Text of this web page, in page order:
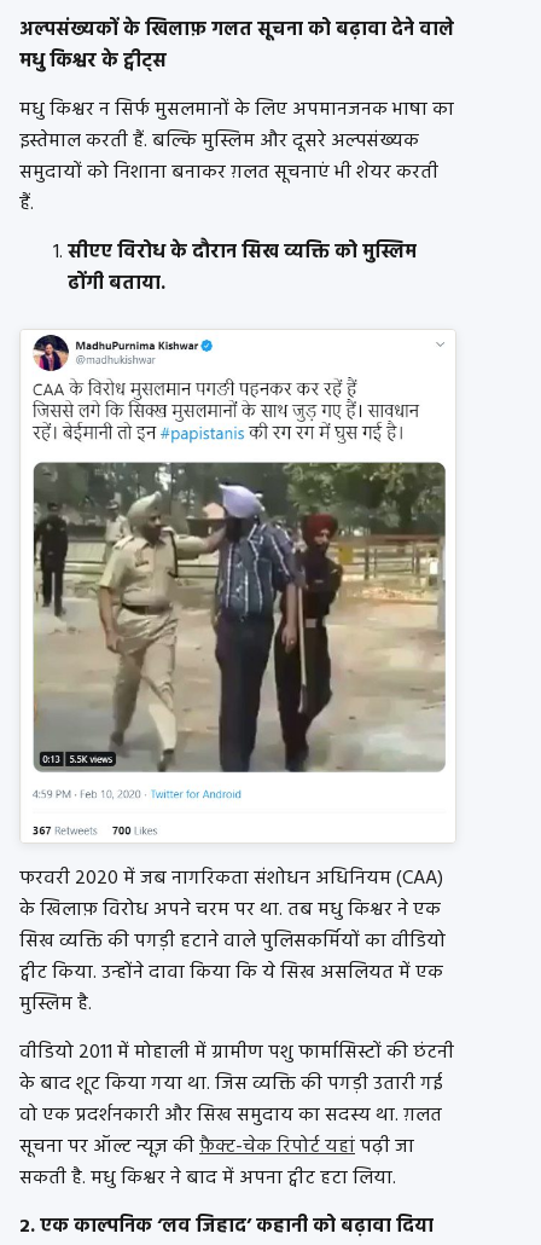
अल्पसंख्यकों के खिलाफ़ गलत सूचना को बढ़ावा देने वाले
मधु किश्वर के ट्वीट्स
मधु किश्वर न सिर्फ मुसलमानों के लिए अपमानजनक भाषा का
इस्तेमाल करती हैं. बल्कि मुस्लिम और दूसरे अल्पसंख्यक
समुदायों को निशाना बनाकर ग़लत सूचनाएं भी शेयर करती
हैं.
सीएए विरोध के दौरान सिख व्यक्ति को मुस्लिम
ढोंगी बताया.
फरवरी 2020 में जब नागरिकता संशोधन अधिनियम (CAA)
के खिलाफ़ विरोध अपने चरम पर था. तब मधु किश्वर ने एक
सिख व्यक्ति की पगड़ी हटाने वाले पुलिसकर्मियों का वीडियो
ट्वीट किया. उन्होंने दावा किया कि ये सिख असलियत में एक
मुस्लिम है.
वीडियो 2011 में मोहाली में ग्रामीण पशु फार्मासिस्टों की छंटनी
के बाद शूट किया गया था. जिस व्यक्ति की पगड़ी उतारी गई
वो एक प्रदर्शनकारी और सिख समुदाय का सदस्य था. ग़लत
सूचना पर ऑल्ट न्यूज़ कीफ़ैक्ट-चेक रिपोर्ट यहांपढ़ी जा
सकती है. मधु किश्वर ने बाद में अपना ट्वीट हटा लिया.
2.एक काल्पनिक ‘लव जिहाद’ कहानी को बढ़ावा दिया